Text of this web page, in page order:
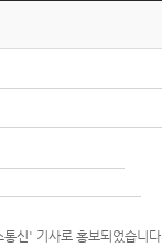
신' 기사로 홍보되었습니다.